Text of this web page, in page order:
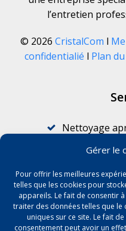
Gérer le
Pour offrir les meilleures
telles que les cookies pour
appareils. Le fait de consentir
traiter des données telles que
uniques sur ce site. Le fait
consentement peut avoir un
l’entretien
© 2026 CristalCom l
confidentialié l Plan
Nettoyage
Nettoyage
Graffitis
Nettoyage
Débarras et